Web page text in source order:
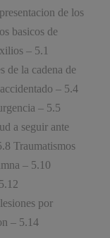
de los
basicos de
– 5.1
de la cadena de
– 5.4
– 5.5
a seguir ante
Traumatismos
– 5.10
por
– 5.14